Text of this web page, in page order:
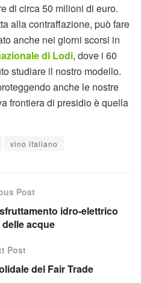
di circa 50 milioni di euro.
alla contraffazione, può fare
anche nei giorni scorsi in
di Lodi, dove i 60
studiare il nostro modello.
anche le nostre
frontiera di presidio è quella
vino italiano
Post
idro-elettrico
acque
Post
del Fair Trade